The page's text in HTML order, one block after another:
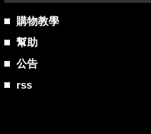
購物教學
幫助
公告
rss